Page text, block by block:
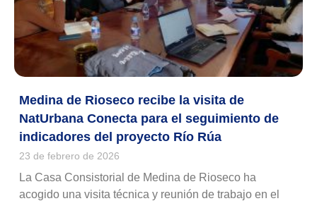
Medina de Rioseco recibe la visita de
NatUrbana Conecta para el seguimiento de
indicadores del proyecto Río Rúa
23 de febrero de 2026
La Casa Consistorial de Medina de Rioseco ha
acogido una visita técnica y reunión de trabajo en el